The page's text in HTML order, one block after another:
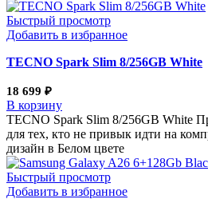
Быстрый просмотр
Добавить в избранное
TECNO Spark Slim 8/256GB White
18 699 ₽
В корзину
TECNO Spark Slim 8/256GB White
для тех, кто не привык идти на
дизайн в Белом цвете
Быстрый просмотр
Добавить в избранное